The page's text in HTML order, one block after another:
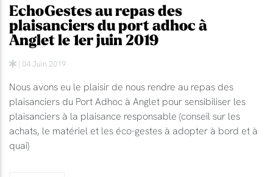
EchoGestes au repas des
plaisanciers du port adhoc à
Anglet le 1er juin 2019
| 04 Juin 2019
Nous avons eu le plaisir de nous rendre au repas des
plaisanciers du Port Adhoc à Anglet pour sensibiliser les
plaisanciers à la plaisance responsable (conseil sur les
achats, le matériel et les éco-gestes à adopter à bord et à
quai)